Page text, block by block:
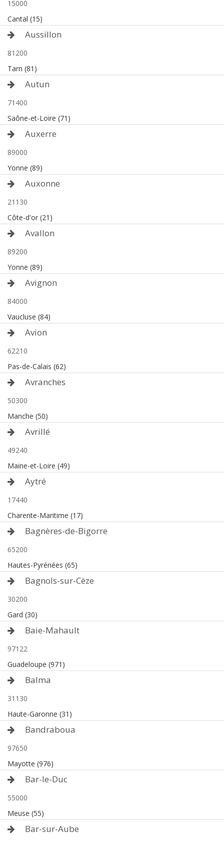
15000
Cantal (15)
Aussillon
81200
Tarn (81)
Autun
71400
Saône-et-Loire (71)
Auxerre
89000
Yonne (89)
Auxonne
21130
Côte-d'or (21)
Avallon
89200
Yonne (89)
Avignon
84000
Vaucluse (84)
Avion
62210
Pas-de-Calais (62)
Avranches
50300
Manche (50)
Avrillé
49240
Maine-et-Loire (49)
Aytré
17440
Charente-Maritime (17)
Bagnères-de-Bigorre
65200
Hautes-Pyrénées (65)
Bagnols-sur-Cèze
30200
Gard (30)
Baie-Mahault
97122
Guadeloupe (971)
Balma
31130
Haute-Garonne (31)
Bandraboua
97650
Mayotte (976)
Bar-le-Duc
55000
Meuse (55)
Bar-sur-Aube